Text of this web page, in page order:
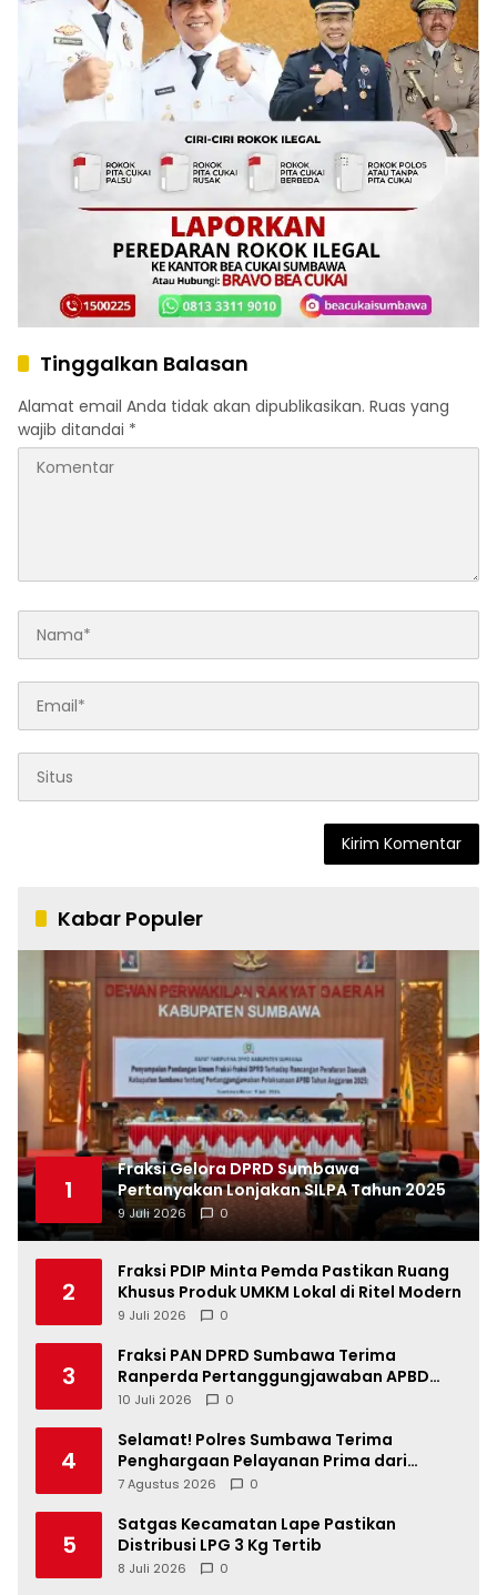
Tinggalkan Balasan
Alamat email Anda tidak akan dipublikasikan. Ruas yang
wajib ditandai *
Kabar Populer
1
Fraksi Gelora DPRD Sumbawa
Pertanyakan Lonjakan SILPA Tahun 2025
9 Juli 2026 0
2
Fraksi PDIP Minta Pemda Pastikan Ruang
Khusus Produk UMKM Lokal di Ritel Modern
9 Juli 2026 0
3
Fraksi PAN DPRD Sumbawa Terima
Ranperda Pertanggungjawaban APBD
2025, Soroti SILPA Rp201,68 Miliar dan
10 Juli 2026 0
4
Selamat! Polres Sumbawa Terima
Penghargaan Pelayanan Prima dari
Kapolri
7 Agustus 2026 0
5
Satgas Kecamatan Lape Pastikan
Distribusi LPG 3 Kg Tertib
8 Juli 2026 0